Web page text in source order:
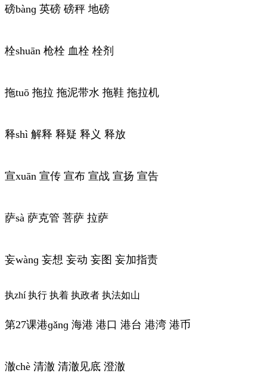
磅bànɡ 英磅 磅秤 地磅
栓shuān 枪栓 血栓 栓剂
拖tuō 拖拉 拖泥带水 拖鞋 拖拉机
释shì 解释 释疑 释义 释放
宣xuān 宣传 宣布 宣战 宣扬 宣告
萨sà 萨克管 菩萨 拉萨
妄wànɡ 妄想 妄动 妄图 妄加指责
执zhí 执行 执着 执政者 执法如山
第27课港ɡǎnɡ 海港 港口 港台 港湾 港币
澈chè 清澈 清澈见底 澄澈